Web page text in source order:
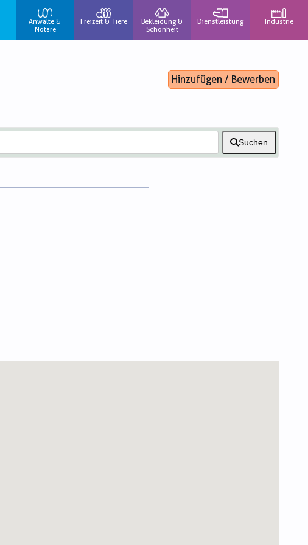
Anwälte &
Notare
Freizeit & Tiere
Bekleidung &
Schönheit
Dienstleistung Industrie
Hinzufügen / Bewerben
Suchen